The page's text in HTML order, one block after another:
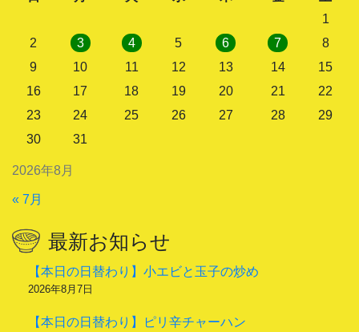
2026年8月
1
2
3 4 5 6 7
8
9
10 11 12 13 14
15
16
17 18 19 20 21
22
23
24 25 26 27 28
29
30
31
« 7月
最新お知らせ
【本日の日替わり】小エビと玉子の炒め
2026年8月7日
【本日の日替わり】ピリ辛チャーハン